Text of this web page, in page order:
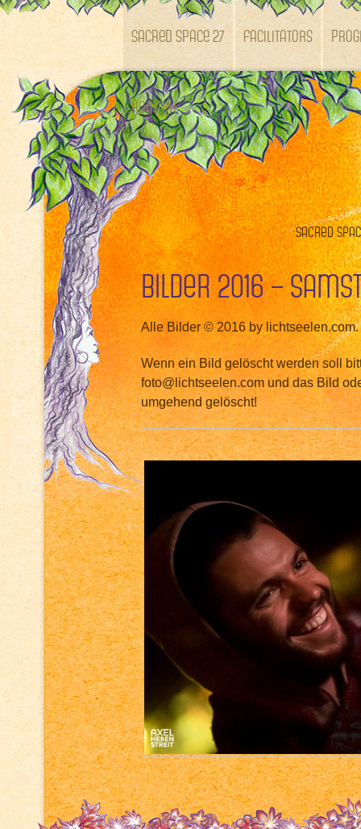
SACRED SPACE 27 Facilitators
Kontakt
Sacred
Bilder 2016 –
Alle Bilder © 2016 by lichtseelen.com.
Wenn ein Bild gelöscht werden soll
foto@lichtseelen.com und das Bild
umgehend gelöscht!